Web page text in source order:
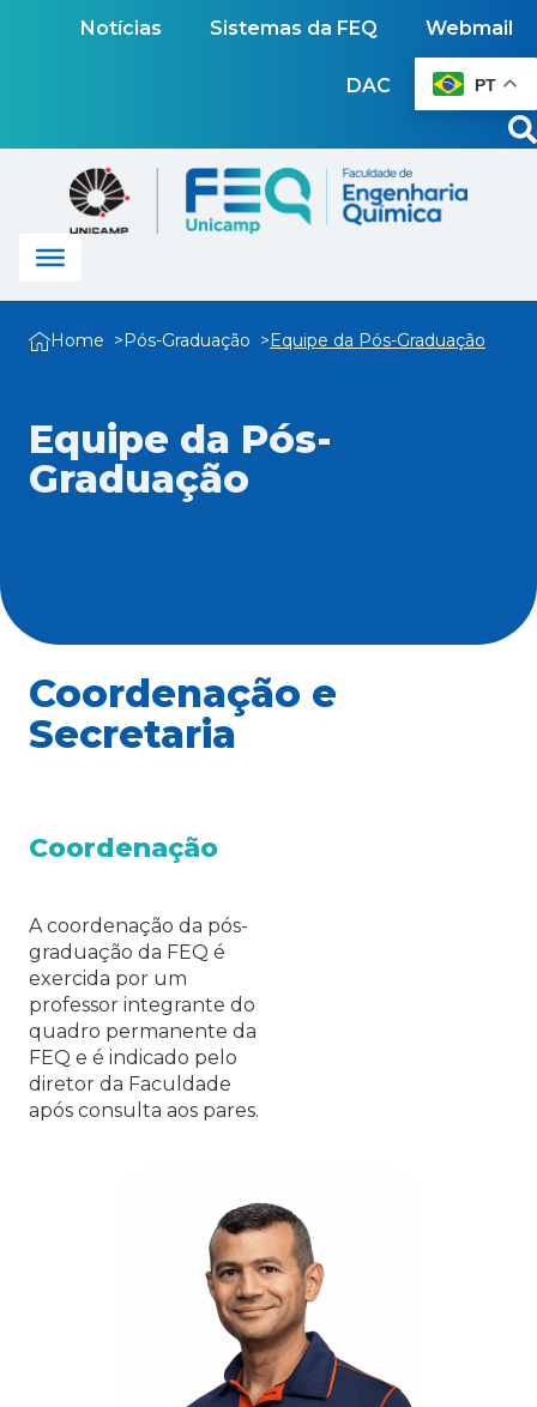
Notícias Sistemas da FEQ Webmail
DAC PT
Home Pós-Graduação Equipe da Pós-Graduação
Equipe da Pós-
Graduação
Coordenação e
Secretaria
Coordenação
A coordenação da pós-
graduação da FEQ é
exercida por um
professor integrante do
quadro permanente da
FEQ e é indicado pelo
diretor da Faculdade
após consulta aos pares.